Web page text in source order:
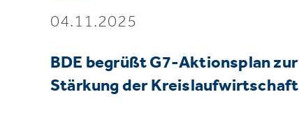
04.11.2025
BDE begrüßt G7-Aktionsplan zur
Stärkung der Kreislaufwirtschaft